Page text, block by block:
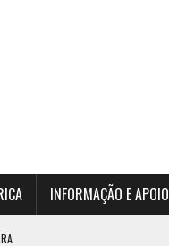
INFORMAÇÃO E APOIO